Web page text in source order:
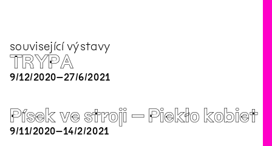
související výstavy
TRYPA
9/12/2020–27/6/2021
Písek ve stroji – Piekło kobiet
9/11/2020–14/2/2021